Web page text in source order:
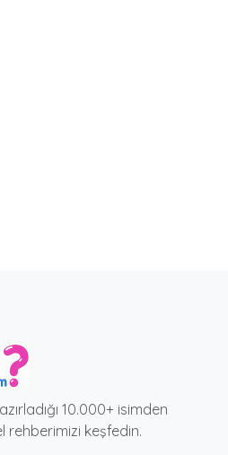
10.000+ isimden
rehberimizi keşfedin.